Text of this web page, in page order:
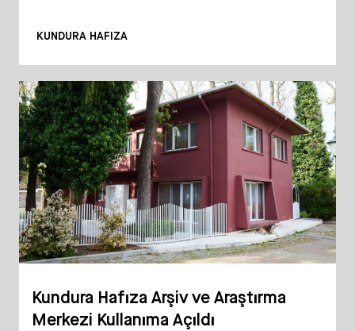
KUNDURA HAFIZA
Kundura Hafıza Arşiv ve Araştırma
Merkezi Kullanıma Açıldı